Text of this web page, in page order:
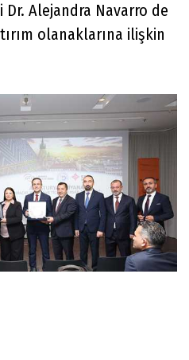
Dr. Alejandra Navarro de
olanaklarına ilişkin